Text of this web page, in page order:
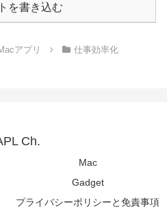
を書き込む
アプリ 仕事効率化
Ch.
Mac
Gadget
プライバシーポリシーと免責事項